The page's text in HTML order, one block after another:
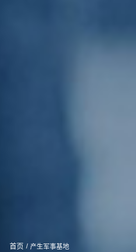
首页 / 产生军事基地